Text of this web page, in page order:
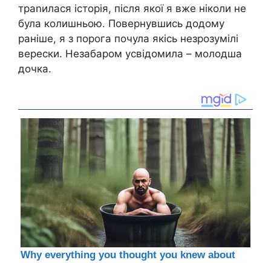
траnилася історія, після якої я вже ніколи не
була колишньою. Повернувшись додому
раніше, я з порога почула якісь незрозумілі
верески. Незабаром усвідомила – молодша
дочка.